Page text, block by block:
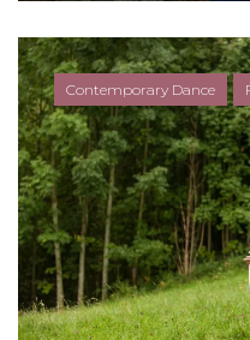
Contemporary Dance